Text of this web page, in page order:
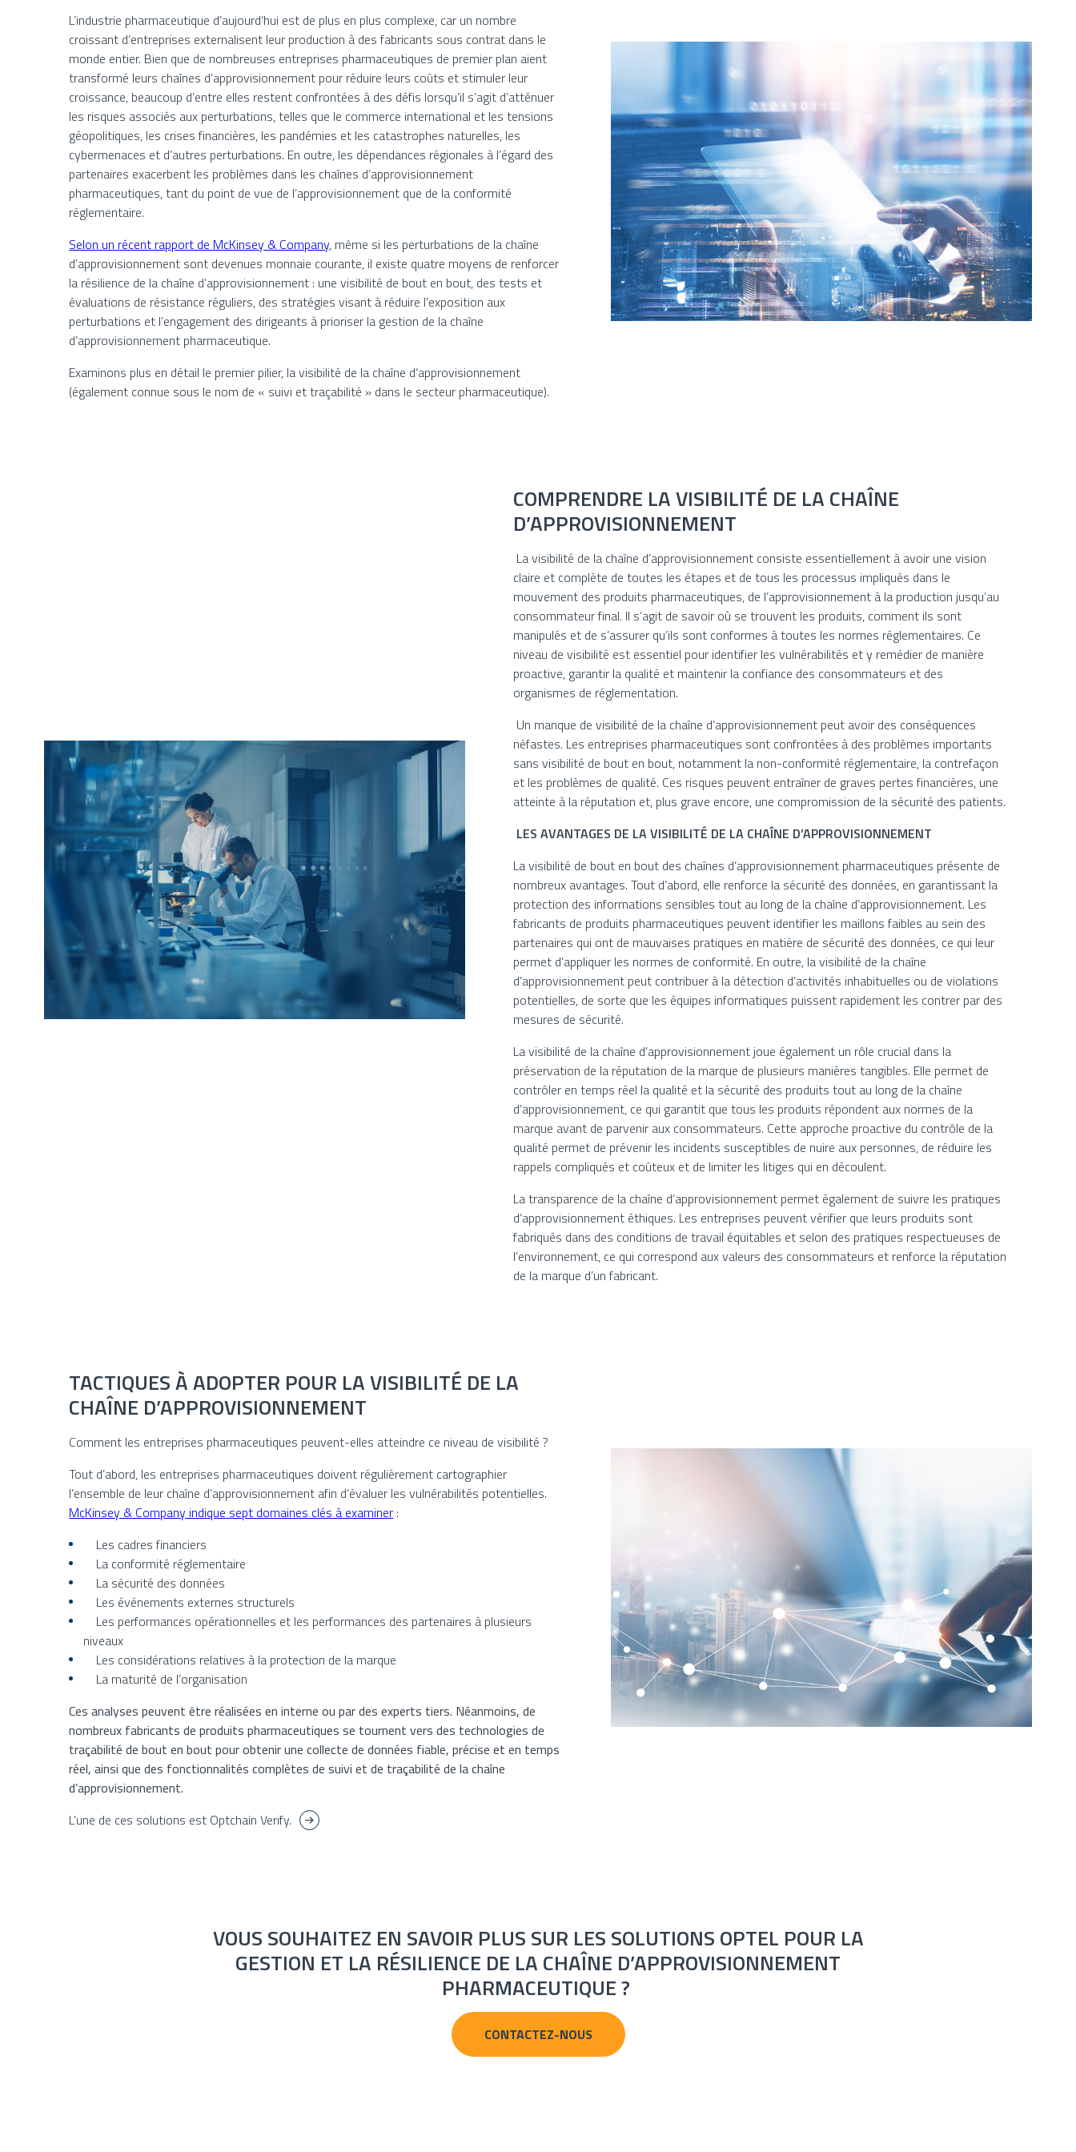
L’industrie pharmaceutique d’aujourd’hui est de plus en plus complexe, car un nombre
croissant d’entreprises externalisent leur production à des fabricants sous contrat dans le
monde entier. Bien que de nombreuses entreprises pharmaceutiques de premier plan aient
transformé leurs chaînes d’approvisionnement pour réduire leurs coûts et stimuler leur
croissance, beaucoup d’entre elles restent confrontées à des défis lorsqu’il s’agit d’atténuer
les risques associés aux perturbations, telles que le commerce international et les tensions
géopolitiques, les crises financières, les pandémies et les catastrophes naturelles, les
cybermenaces et d’autres perturbations. En outre, les dépendances régionales à l’égard des
partenaires exacerbent les problèmes dans les chaînes d’approvisionnement
pharmaceutiques, tant du point de vue de l’approvisionnement que de la conformité
réglementaire.
Selon un récent rapport de McKinsey & Company, même si les perturbations de la chaîne
d’approvisionnement sont devenues monnaie courante, il existe quatre moyens de renforcer
la résilience de la chaîne d’approvisionnement : une visibilité de bout en bout, des tests et
évaluations de résistance réguliers, des stratégies visant à réduire l’exposition aux
perturbations et l’engagement des dirigeants à prioriser la gestion de la chaîne
d’approvisionnement pharmaceutique.
Examinons plus en détail le premier pilier, la visibilité de la chaîne d’approvisionnement
(également connue sous le nom de « suivi et traçabilité » dans le secteur pharmaceutique).
COMPRENDRE LA VISIBILITÉ DE LA CHAÎNE
D’APPROVISIONNEMENT
La visibilité de la chaîne d’approvisionnement consiste essentiellement à avoir une vision
claire et complète de toutes les étapes et de tous les processus impliqués dans le
mouvement des produits pharmaceutiques, de l’approvisionnement à la production jusqu’au
consommateur final. Il s’agit de savoir où se trouvent les produits, comment ils sont
manipulés et de s’assurer qu’ils sont conformes à toutes les normes réglementaires. Ce
niveau de visibilité est essentiel pour identifier les vulnérabilités et y remédier de manière
proactive, garantir la qualité et maintenir la confiance des consommateurs et des
organismes de réglementation.
Un manque de visibilité de la chaîne d’approvisionnement peut avoir des conséquences
néfastes. Les entreprises pharmaceutiques sont confrontées à des problèmes importants
sans visibilité de bout en bout, notamment la non-conformité réglementaire, la contrefaçon
et les problèmes de qualité. Ces risques peuvent entraîner de graves pertes financières, une
atteinte à la réputation et, plus grave encore, une compromission de la sécurité des patients.
LES AVANTAGES DE LA VISIBILITÉ DE LA CHAÎNE D’APPROVISIONNEMENT
La visibilité de bout en bout des chaînes d’approvisionnement pharmaceutiques présente de
nombreux avantages. Tout d’abord, elle renforce la sécurité des données, en garantissant la
protection des informations sensibles tout au long de la chaîne d’approvisionnement. Les
fabricants de produits pharmaceutiques peuvent identifier les maillons faibles au sein des
partenaires qui ont de mauvaises pratiques en matière de sécurité des données, ce qui leur
permet d’appliquer les normes de conformité. En outre, la visibilité de la chaîne
d’approvisionnement peut contribuer à la détection d’activités inhabituelles ou de violations
potentielles, de sorte que les équipes informatiques puissent rapidement les contrer par des
mesures de sécurité.
La visibilité de la chaîne d’approvisionnement joue également un rôle crucial dans la
préservation de la réputation de la marque de plusieurs manières tangibles. Elle permet de
contrôler en temps réel la qualité et la sécurité des produits tout au long de la chaîne
d’approvisionnement, ce qui garantit que tous les produits répondent aux normes de la
marque avant de parvenir aux consommateurs. Cette approche proactive du contrôle de la
qualité permet de prévenir les incidents susceptibles de nuire aux personnes, de réduire les
rappels compliqués et coûteux et de limiter les litiges qui en découlent.
La transparence de la chaîne d’approvisionnement permet également de suivre les pratiques
d’approvisionnement éthiques. Les entreprises peuvent vérifier que leurs produits sont
fabriqués dans des conditions de travail équitables et selon des pratiques respectueuses de
l’environnement, ce qui correspond aux valeurs des consommateurs et renforce la réputation
de la marque d’un fabricant.
TACTIQUES À ADOPTER POUR LA VISIBILITÉ DE LA
CHAÎNE D’APPROVISIONNEMENT
Comment les entreprises pharmaceutiques peuvent-elles atteindre ce niveau de visibilité ?
Tout d’abord, les entreprises pharmaceutiques doivent régulièrement cartographier
l’ensemble de leur chaîne d’approvisionnement afin d’évaluer les vulnérabilités potentielles.
McKinsey & Company indique sept domaines clés à examiner :
Les cadres financiers
La conformité réglementaire
La sécurité des données
Les événements externes structurels
Les performances opérationnelles et les performances des partenaires à plusieurs
niveaux
Les considérations relatives à la protection de la marque
La maturité de l’organisation
Ces analyses peuvent être réalisées en interne ou par des experts tiers. Néanmoins, de
nombreux fabricants de produits pharmaceutiques se tournent vers des technologies de
traçabilité de bout en bout pour obtenir une collecte de données fiable, précise et en temps
réel, ainsi que des fonctionnalités complètes de suivi et de traçabilité de la chaîne
d’approvisionnement.
L’une de ces solutions est Optchain Verify.
VOUS SOUHAITEZ EN SAVOIR PLUS SUR LES SOLUTIONS OPTEL POUR LA
GESTION ET LA RÉSILIENCE DE LA CHAÎNE D’APPROVISIONNEMENT
PHARMACEUTIQUE ?
CONTACTEZ-NOUS